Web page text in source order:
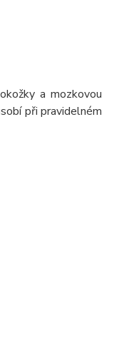
a mozkovou
při pravidelném